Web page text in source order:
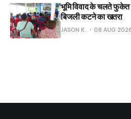
भूमि विवाद के चलते
बिजली कटने का खतरा
JASON K. 08 AUG